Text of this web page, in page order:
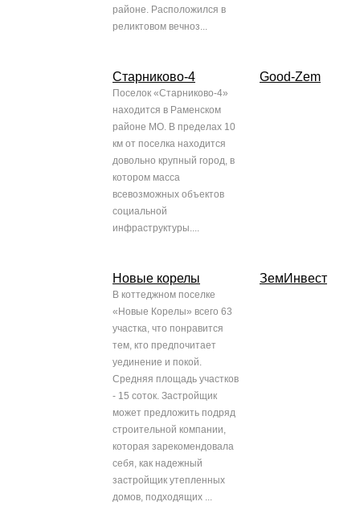
районе. Расположился в
реликтовом вечноз...
Старниково-4
Поселок «Старниково-4»
находится в Раменском
районе МО. В пределах 10
км от поселка находится
довольно крупный город, в
котором масса
всевозможных объектов
социальной
инфраструктуры....
Good-Zem
Новые корелы
В коттеджном поселке
«Новые Корелы» всего 63
участка, что понравится
тем, кто предпочитает
уединение и покой.
Средняя площадь участков
- 15 соток. Застройщик
может предложить подряд
строительной компании,
которая зарекомендовала
себя, как надежный
застройщик утепленных
домов, подходящих ...
ЗемИнвест